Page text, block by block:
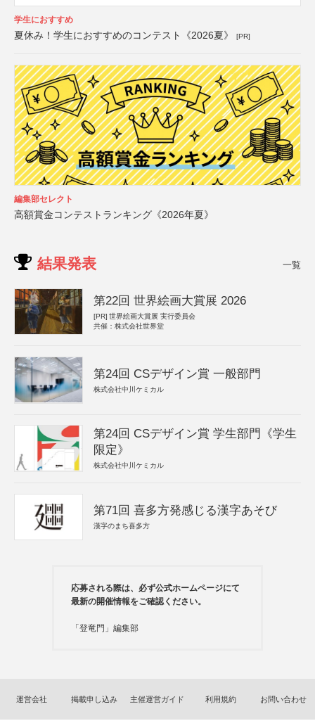
学生におすすめ
夏休み！学生におすすめのコンテスト《2026夏》 [PR]
編集部セレクト
高額賞金コンテストランキング《2026年夏》
結果発表 一覧
第22回 世界絵画大賞展 2026
[PR] 世界絵画大賞展 実行委員会
共催：株式会社世界堂
第24回 CSデザイン賞 一般部門
株式会社中川ケミカル
第24回 CSデザイン賞 学生部門《学生
限定》
株式会社中川ケミカル
第71回 喜多方発感じる漢字あそび
漢字のまち喜多方
応募される際は、必ず公式ホームページにて
最新の開催情報をご確認ください。
「登竜門」編集部
運営会社 掲載申し込み 主催運営ガイド 利用規約 お問い合わせ